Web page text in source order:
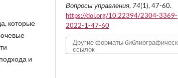
которые
и
Вопросы управления, 74(1), 47-60.
https://doi.org/10.22394/2304-3369-
2022-1-47-60
Другие форматы
ссылок